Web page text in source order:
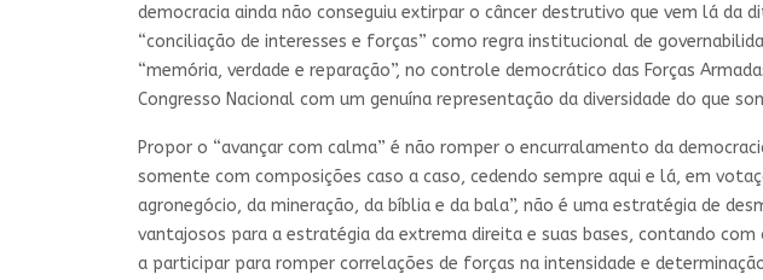
democracia ainda não conseguiu extirpar o câncer destrutivo que vem lá da
“conciliação de interesses e forças” como regra institucional de
“memória, verdade e reparação”, no controle democrático das Forças
Congresso Nacional com um genuína representação da diversidade do que
Propor o “avançar com calma” é não romper o encurralamento da
somente com composições caso a caso, cedendo sempre aqui e lá, em
agronegócio, da mineração, da bíblia e da bala”, não é uma estratégia de
vantajosos para a estratégia da extrema direita e suas bases, contando
a participar para romper correlações de forças na intensidade e